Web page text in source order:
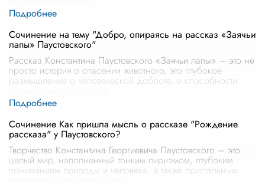
Сочинение на тему "Добро, опираясь на рассказ «Заячьи
лапы» Паустовского"
Рассказ Константина Паустовского «Заячьи лапы» – это не
просто история о спасении животного, это глубокое
размышление о человеческой доброте, о способности
Сочинение Как пришла мысль о рассказе "Рождение
рассказа" у Паустовского?
Творчество Константина Георгиевича Паустовского – это
целый мир, наполненный тонким лиризмом, глубоким
пониманием природы и человека, а также пристальным